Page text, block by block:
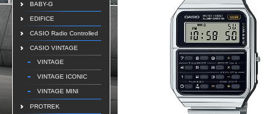
BABY-G
EDIFICE
CASIO Radio Controlled
CASIO VINTAGE
VINTAGE
VINTAGE ICONIC
VINTAGE MINI
PROTREK